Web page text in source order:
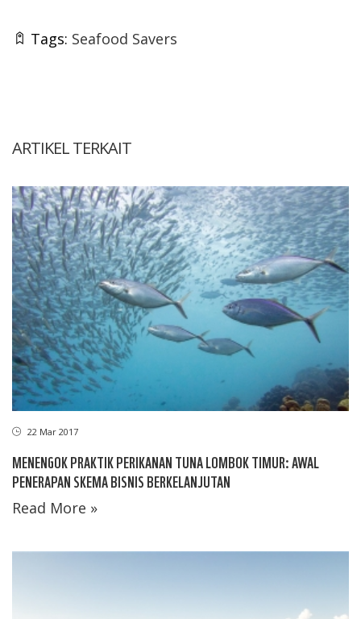
Tags: Seafood Savers
ARTIKEL TERKAIT
22 Mar 2017
MENENGOK PRAKTIK PERIKANAN TUNA LOMBOK TIMUR: AWAL
PENERAPAN SKEMA BISNIS BERKELANJUTAN
Read More »